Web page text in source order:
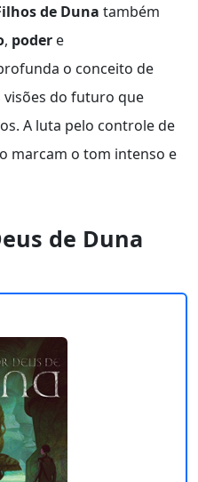
de Duna também
, poder e
o conceito de
do futuro que
A luta pelo controle de
marcam o tom intenso e
de Duna